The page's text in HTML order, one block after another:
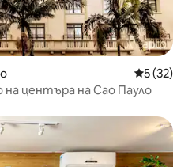
Средна
5 (32)
центъра на Сао Пауло